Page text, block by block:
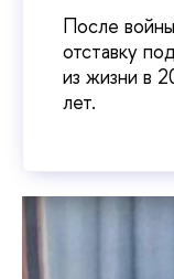
После
отставку
из жизни в
лет.